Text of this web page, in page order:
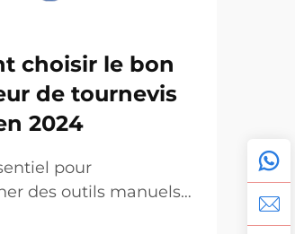
choisir le bon
de tournevis
2024
pour
des outils manuels
La